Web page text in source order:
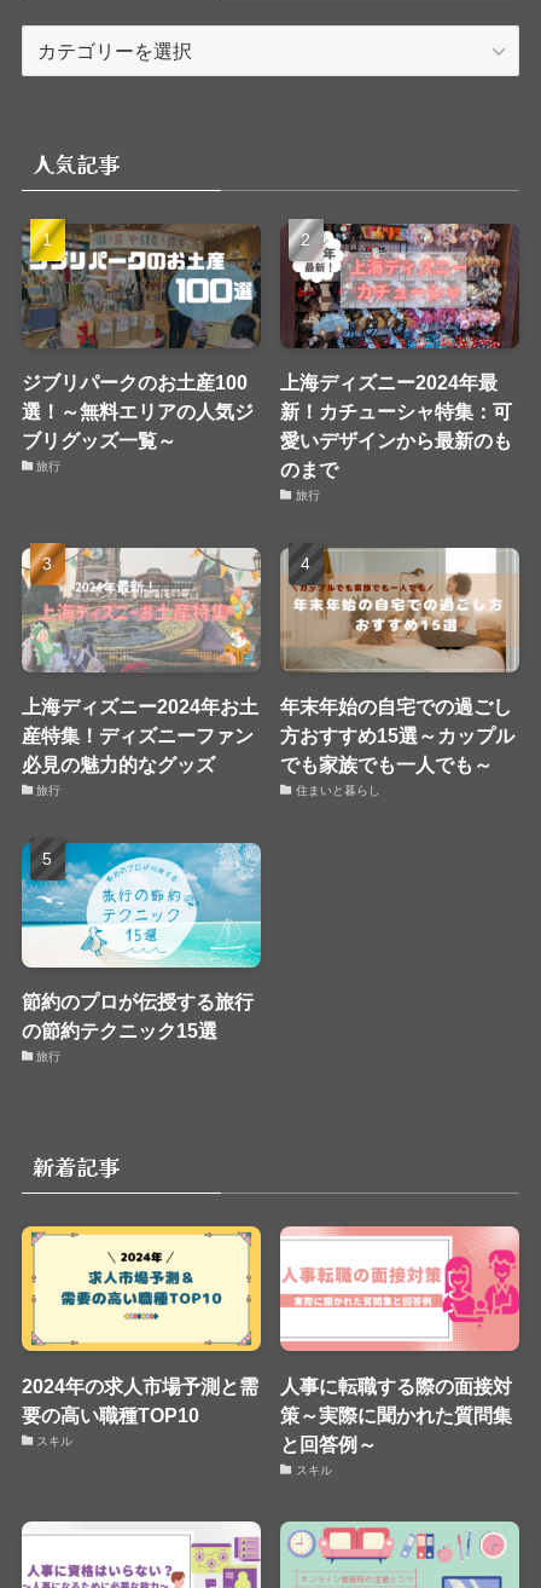
人気記事
ジブリパークのお土産100
選！～無料エリアの人気ジ
ブリグッズ一覧～
旅行
上海ディズニー2024年最
新！カチューシャ特集：可
愛いデザインから最新のも
のまで
旅行
上海ディズニー2024年お土
産特集！ディズニーファン
必見の魅力的なグッズ
旅行
年末年始の自宅での過ごし
方おすすめ15選～カップル
でも家族でも一人でも～
住まいと暮らし
節約のプロが伝授する旅行
の節約テクニック15選
旅行
新着記事
2024年の求人市場予測と需
要の高い職種TOP10
スキル
人事に転職する際の面接対
策～実際に聞かれた質問集
と回答例～
スキル